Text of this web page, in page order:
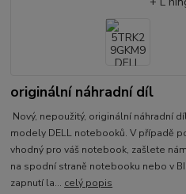
originální náhradní díl
Nový, nepoužitý, originální náhradní
modely DELL notebooků. V případě
vhodný pro váš notebook, zašlete
na spodní straně notebooku nebo v
zapnutí la... celý popis